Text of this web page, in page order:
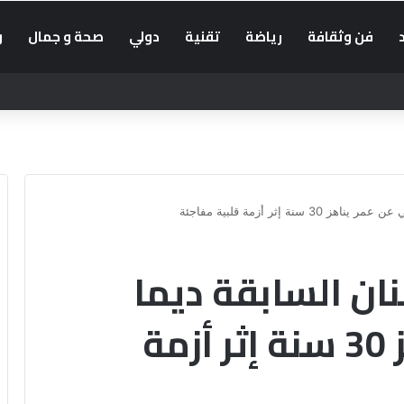
فن وثقافة رياضة تقنية دولي صحة و جمال
أزمة قلبية مفاجئة
السابقة ديما
صافي عن عمر يناهز 30 سنة إثر أزمة